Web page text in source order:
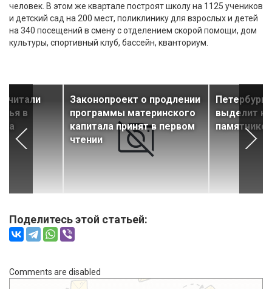
человек. В этом же квартале построят школу на 1125 учеников
и детский сад на 200 мест, поликлинику для взрослых и детей
на 340 посещений в смену с отделением скорой помощи, дом
культуры, спортивный клуб, бассейн, кванториум.
в
Законопроект о продлении
программы материнского
капитала принят в первом
чтении
Петербург
выделит
Поделитесь этой статьей:
Comments are disabled